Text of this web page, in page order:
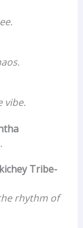
vibe.
Tribe-
rhythm of